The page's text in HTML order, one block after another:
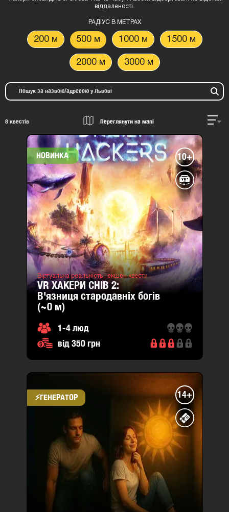
віддаленості.
РАДІУС В МЕТРАХ
200 м 500 м 1000 м 1500 м
2000 м 3000 м
8 квестів Переглянути на мапі
НОВИНКА 10+
Віртуальна реальність ,екшен квести
VR ХАКЕРИ СНІВ 2:
в'язниця стародавніх богів
(~0 м)
1-4 люд
від 350 грн
місто:
Львів
вул.
Гетьмана
Мазепи
26
(район
Шевченківський)
Ставова
7в
(район
Шевченківський)
⚡​ГЕНЕРАТОР 14+